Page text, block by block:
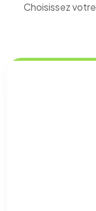
Choisissez